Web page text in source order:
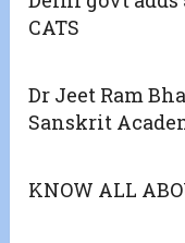
CATS
Dr Jeet Ram
Sanskrit
KNOW ALL